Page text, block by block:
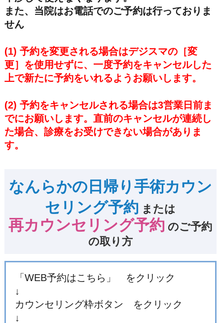
また、当院はお電話でのご予約は行っておりま
せん
(1) 予約を変更される場合はデジスマの［変
更］を使用せずに、一度予約をキャンセルした
上で新たに予約をいれるようお願いします。
(2) 予約をキャンセルされる場合は3営業日前ま
でにお願いします。直前のキャンセルが連続し
た場合、診療をお受けできない場合がありま
す。
なんらかの日帰り手術カウン
セリング予約 または
再カウンセリング予約 のご予約
の取り方
「WEB予約はこちら」 をクリック
↓
カウンセリング枠ボタン をクリック
↓